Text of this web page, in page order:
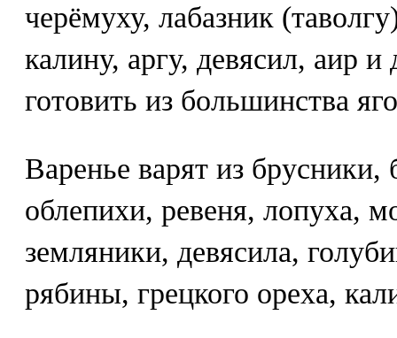
черёмуху, лабазник
калину, аргу, девясил, аир
готовить из большинства
Варенье варят из
облепихи, ревеня, лопуха,
земляники, девясила,
рябины, грецкого ореха,